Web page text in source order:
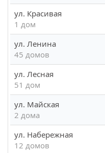
ул. Красивая
1 дом
ул. Ленина
45 домов
ул. Лесная
51 дом
ул. Майская
2 дома
ул. Набережная
12 домов